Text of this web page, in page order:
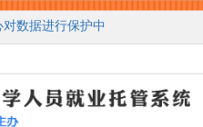
数据进行保护中